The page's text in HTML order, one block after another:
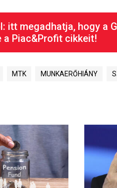
itt megadhatja, hogy a
a Piac&Profit cikkeit!
MTK MUNKAERŐHIÁNY